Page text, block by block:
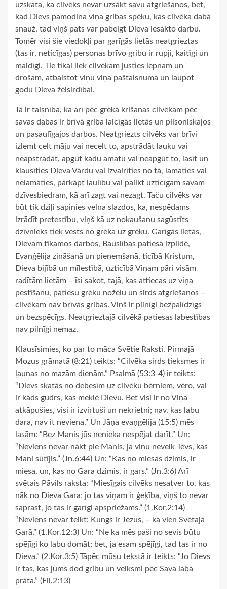
uzskata, ka cilvēks nevar uzsākt savu atgriešanos, bet,
kad Dievs pamodina viņa gribas spēku, kas cilvēka dabā
snauž, tad viņš pats var pabeigt Dieva iesākto darbu.
Tomēr visi šie viedokļi par garīgās lietās neatgrieztas
(tas ir, neticīgas) personas brīvo gribu ir rupji, kaitīgi un
maldīgi. Tie tikai liek cilvēkam justies lepnam un
drošam, atbalstot viņu viņa paštaisnumā un laupot
godu Dieva žēlsirdībai.
Tā ir taisnība, ka arī pēc grēkā krišanas cilvēkam pēc
savas dabas ir brīvā griba laicīgās lietās un pilsoniskajos
un pasaulīgajos darbos. Neatgriezts cilvēks var brīvi
izlemt celt māju vai necelt to, apstrādāt lauku vai
neapstrādāt, apgūt kādu amatu vai neapgūt to, lasīt un
klausīties Dieva Vārdu vai izvairīties no tā, lamāties vai
nelamāties, pārkāpt laulību vai palikt uzticīgam savam
dzīvesbiedram, kā arī zagt vai nezagt. Taču cilvēks var
būt tik dziļi sapinies velna slazdos, ka, nespēdams
izrādīt pretestību, viņš kā uz nokaušanu sagūstīts
dzīvnieks tiek vests no grēka uz grēku. Garīgās lietās,
Dievam tīkamos darbos, Bauslības patiesā izpildē,
Evaņģēlija zināšanā un pieņemšanā, ticībā Kristum,
Dieva bijībā un mīlestībā, uzticībā Viņam pāri visām
radītām lietām – īsi sakot, tajā, kas attiecas uz viņa
pestīšanu, patiesu grēku nožēlu un sirds atgriešanos –
cilvēkam nav brīvās gribas. Viņš ir pilnīgi bezpalīdzīgs
un bezspēcīgs. Neatgrieztajā cilvēkā patiesas labestības
nav pilnīgi nemaz.
Klausīsimies, ko par to māca Svētie Raksti. Pirmajā
Mozus grāmatā (8:21) teikts: “Cilvēka sirds tieksmes ir
ļaunas no mazām dienām.” Psalmā (53:3-4) ir teikts:
“Dievs skatās no debesīm uz cilvēku bērniem, vēro, vai
ir kāds gudrs, kas meklē Dievu. Bet visi ir no Viņa
atkāpušies, visi ir izvirtuši un nekrietni; nav, kas labu
dara, nav it neviena.” Un Jāņa evaņģēlija (15:5) mēs
lasām: “Bez Manis jūs nenieka nespējat darīt.” Un:
“Neviens nevar nākt pie Manis, ja viņu nevelk Tēvs, kas
Mani sūtījis.” (Jņ.6:44) Un: “Kas no miesas dzimis, ir
miesa, un, kas no Gara dzimis, ir gars.” (Jņ.3:6) Arī
svētais Pāvils raksta: “Miesīgais cilvēks nesatver to, kas
nāk no Dieva Gara; jo tas viņam ir ģeķība, viņš to nevar
saprast, jo tas ir garīgi apspriežams.” (1.Kor.2:14)
“Neviens nevar teikt: Kungs ir Jēzus, – kā vien Svētajā
Garā.” (1.Kor.12:3) Un: “Ne ka mēs paši no sevis būtu
spējīgi ko labu domāt; bet, ja esam spējīgi, tad tas ir no
Dieva.” (2.Kor.3:5) Tāpēc mūsu tekstā ir teikts: “Jo Dievs
ir tas, kas jums dod gribu un veiksmi pēc Sava labā
prāta.” (Fil.2:13)